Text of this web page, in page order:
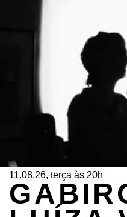
11.08.26, terça às 20h